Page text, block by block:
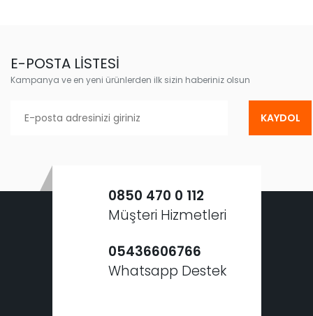
E-POSTA LİSTESİ
Kampanya ve en yeni ürünlerden ilk sizin haberiniz olsun
KAYDOL
0850 470 0 112
Müşteri Hizmetleri
05436606766
Whatsapp Destek